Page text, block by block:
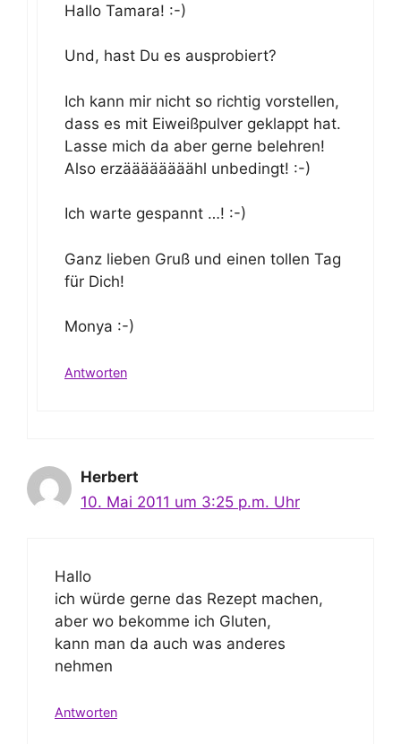
Hallo Tamara! :-)
Und, hast Du es ausprobiert?
Ich kann mir nicht so richtig vorstellen,
dass es mit Eiweißpulver geklappt hat.
Lasse mich da aber gerne belehren!
Also erzäääääääähl unbedingt! :-)
Ich warte gespannt …! :-)
Ganz lieben Gruß und einen tollen Tag
für Dich!
Monya :-)
Antworten
Herbert
10. Mai 2011 um 3:25 p.m. Uhr
Hallo
ich würde gerne das Rezept machen,
aber wo bekomme ich Gluten,
kann man da auch was anderes
nehmen
Antworten